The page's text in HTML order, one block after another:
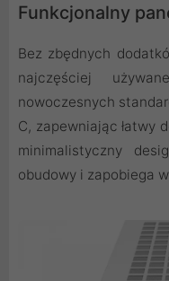
Funkcjonalny
Bez zbędnych
najczęściej
nowoczesnych
C, zapewniając łatwy
minimalistyczny
obudowy i zapobiega